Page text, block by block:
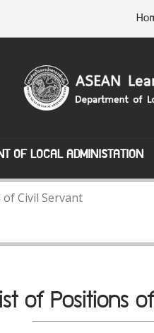
OF LOCAL ADMINISTATION
Civil Servant
of Positions